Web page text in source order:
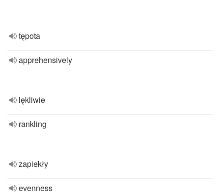
tępota
apprehensively
lękliwie
rankling
zapiekły
evenness